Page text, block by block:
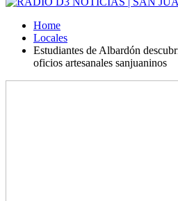
Home
Locales
Estudiantes de Albardón
oficios artesanales sanjuaninos